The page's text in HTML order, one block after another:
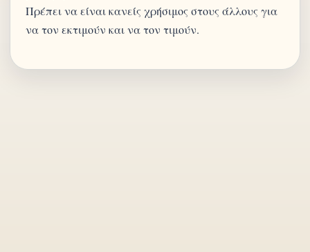
Πρέπει να είναι κανείς χρήσιμος στους άλλους για
να τον εκτιμούν και να τον τιμούν.